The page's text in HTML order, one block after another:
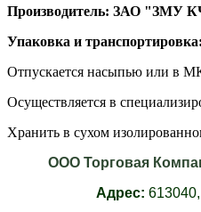
Производитель: ЗАО "ЗМУ
Упаковка и транспортировка:
Отпускается насыпью или в
Осуществляется в
Хранить в сухом
ООО Торговая
Адрес: 613040,